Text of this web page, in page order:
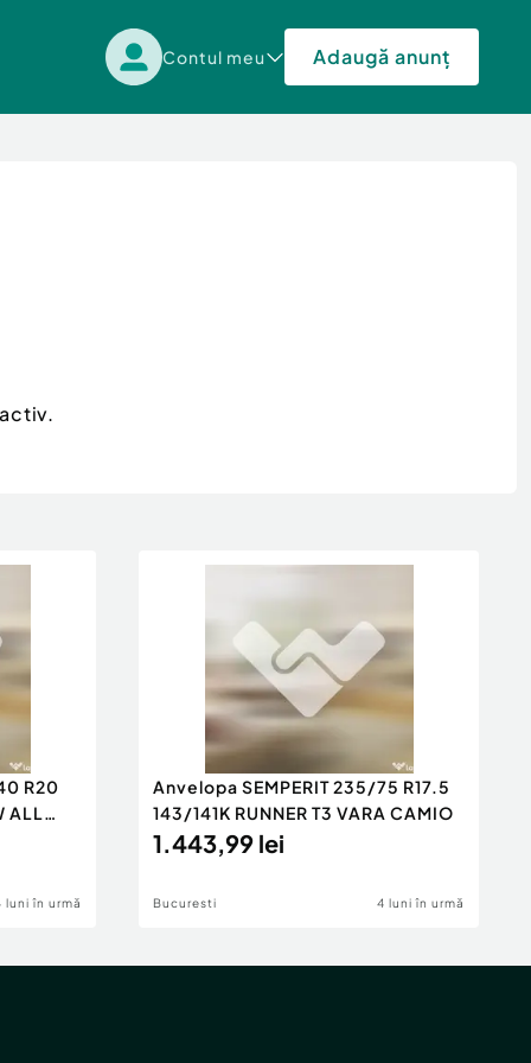
Contul meu Adaugă anunț
R20
ALL
luni în urmă
Anvelopa SEMPERIT 235/75 R17.5
143/141K RUNNER T3 VARA CAMIO
1.443,99 lei
Bucuresti 4 luni în urmă